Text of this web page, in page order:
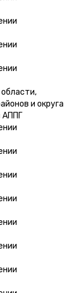
и округа
АППГ